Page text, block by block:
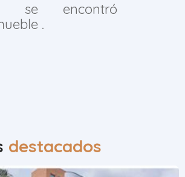
se encontró
.
destacados